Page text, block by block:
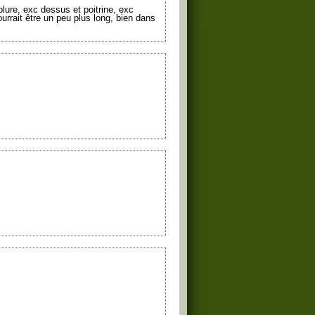
être un peu plus long, bien dans